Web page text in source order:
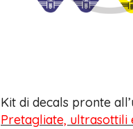
Kit di decals pronte
Pretagliate, ultrasottili